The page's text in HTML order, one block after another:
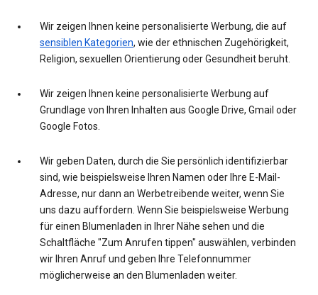
Wir zeigen Ihnen keine personalisierte Werbung, die auf
sensiblen Kategorien, wie der ethnischen Zugehörigkeit,
Religion, sexuellen Orientierung oder Gesundheit beruht.
Wir zeigen Ihnen keine personalisierte Werbung auf
Grundlage von Ihren Inhalten aus Google Drive, Gmail oder
Google Fotos.
Wir geben Daten, durch die Sie persönlich identifizierbar
sind, wie beispielsweise Ihren Namen oder Ihre E-Mail-
Adresse, nur dann an Werbetreibende weiter, wenn Sie
uns dazu auffordern. Wenn Sie beispielsweise Werbung
für einen Blumenladen in Ihrer Nähe sehen und die
Schaltfläche "Zum Anrufen tippen" auswählen, verbinden
wir Ihren Anruf und geben Ihre Telefonnummer
möglicherweise an den Blumenladen weiter.